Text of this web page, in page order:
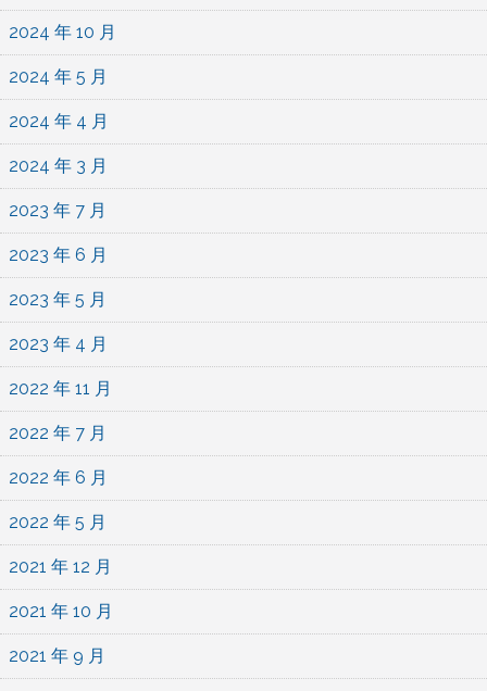
2024 年 10 月
2024 年 5 月
2024 年 4 月
2024 年 3 月
2023 年 7 月
2023 年 6 月
2023 年 5 月
2023 年 4 月
2022 年 11 月
2022 年 7 月
2022 年 6 月
2022 年 5 月
2021 年 12 月
2021 年 10 月
2021 年 9 月